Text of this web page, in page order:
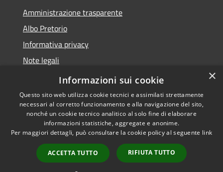
Amministrazione trasparente
Albo Pretorio
Informativa privacy
Note legali
Dichiarazione di accessibilità
Accessibilità
Copyright © 2026 • Comune di
Spezzano della Sila • Powered
byMunicipium
Accesso
redazione
×
Informazioni sui cookie
Questo sito web utilizza cookie tecnici e assimilati strettamente
necessari al corretto funzionamento e alla navigazione del sito,
nonché un cookie tecnico analitico al solo fine di elaborare
informazioni statistiche, aggregate e anonime.
Per maggiori dettagli, può consultare la cookie policy al seguente link
ACCETTA TUTTO RIFIUTA TUTTO